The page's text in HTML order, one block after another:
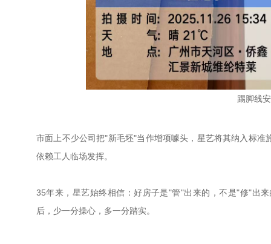
踢脚线
市面上不少公司把"新毛坯"当作增项噱头，星艺将其纳入标
依赖工人临场发挥。
35年来，星艺始终相信：好房子是"管"出来的，不是"修"出
后，少一分操心，多一分踏实。